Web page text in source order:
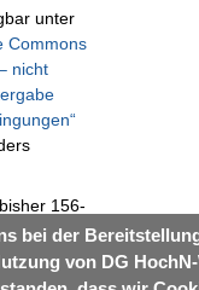
bei der
von DG
unter
Commons
nicht
156-